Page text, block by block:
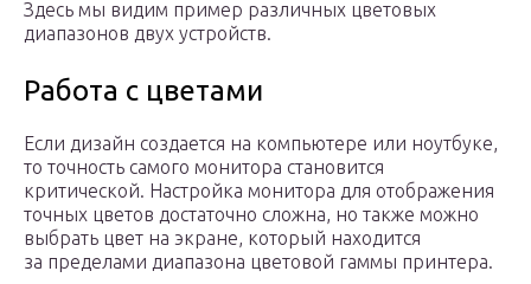
Здесь мы видим пример различных цветовых
диапазонов двух устройств.
Работа с цветами
Если дизайн создается на компьютере или ноутбуке,
то точность самого монитора становится
критической. Настройка монитора для отображения
точных цветов достаточно сложна, но также можно
выбрать цвет на экране, который находится
за пределами диапазона цветовой гаммы принтера.